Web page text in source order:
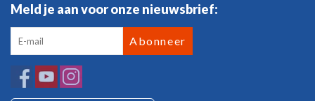
Meld je aan voor onze nieuwsbrief:
Abonneer